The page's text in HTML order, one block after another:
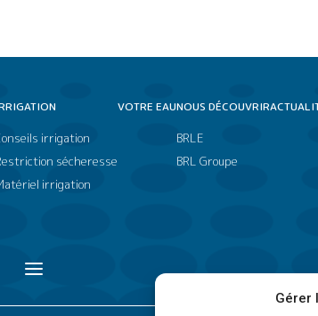
Gérer
irrigation
sécheresse
irrigation
VOTRE EAUNOUS DÉCOUVRIR
BRLE
BRL Groupe
a